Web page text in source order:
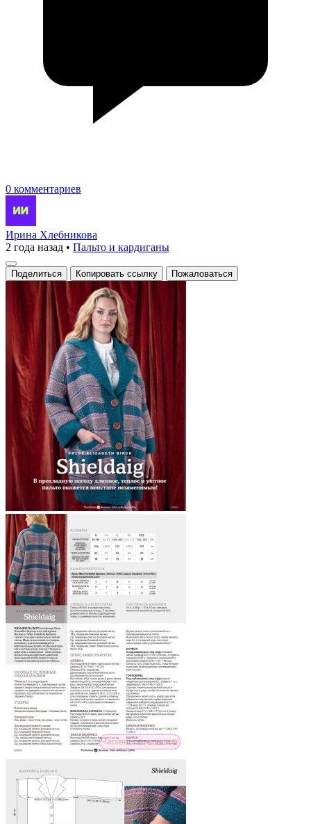
0 комментариев
Ирина Хлебникова
2 года назад • Пальто и кардиганы
Поделиться Копировать ссылку Пожаловаться